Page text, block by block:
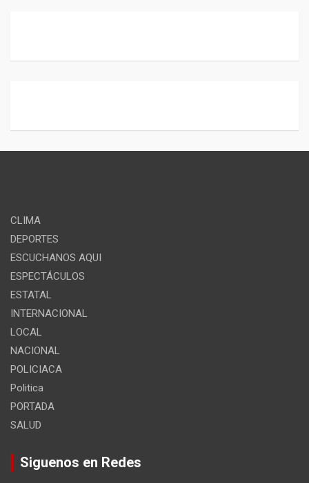
CLIMA
DEPORTES
ESCUCHANOS AQUI
ESPECTÁCULOS
ESTATAL
INTERNACIONAL
LOCAL
NACIONAL
POLICIACA
Politica
PORTADA
SALUD
Siguenos en Redes